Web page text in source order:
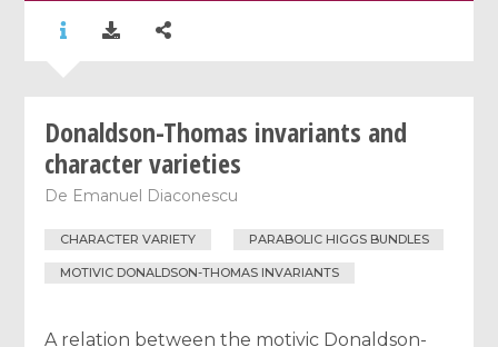
Donaldson-Thomas invariants and
character varieties
De Emanuel Diaconescu
CHARACTER VARIETY PARABOLIC HIGGS BUNDLES
MOTIVIC DONALDSON-THOMAS INVARIANTS
A relation between the motivic Donaldson-